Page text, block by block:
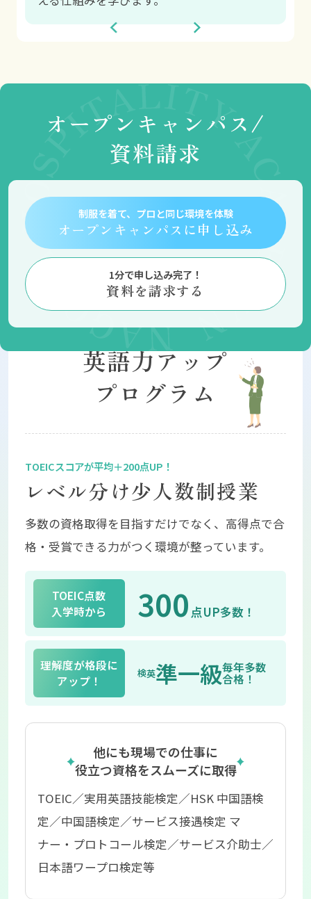
オープンキャンパス/
資料請求
制服を着て、プロと同じ環境を体験
オープンキャンパスに申し込み
1分で申し込み完了！
資料を請求する
英語力アップ
プログラム
レベル分け少人数制授業
多数の資格取得を目指すだけでなく、高得点で合
格・受賞できる力がつく環境が整っています。
TOEIC点数
入学時から
300 点UP多数！
理解度が格段に
アップ！
英検 準一級毎年多数
合格！
他にも現場での仕事に
役立つ資格をスムーズに取得
TOEIC／実用英語技能検定／HSK 中国語検
定／中国語検定／サービス接遇検定 マ
ナー・プロトコール検定／サービス介助士／
日本語ワープロ検定等